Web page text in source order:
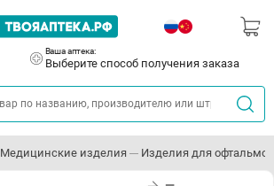
Ваша аптека:
Выберите способ получения заказа
Медицинские изделия Изделия для